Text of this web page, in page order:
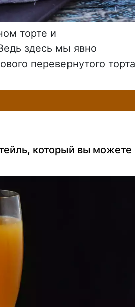
торте и
здесь мы явно
перевернутого
который вы можете